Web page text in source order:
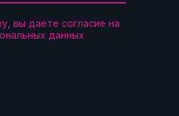
вы даете согласие на
данных